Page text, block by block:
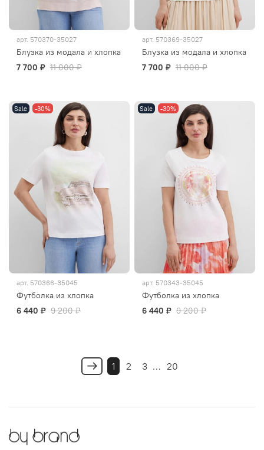
арт. 570370-35027
Блузка из модала и хлопка
7 700 ₽ 11 000 ₽
арт. 570369-35027
Блузка из модала и хлопка
7 700 ₽ 11 000 ₽
Sale -30%
арт. 570366-35045
Футболка из хлопка
6 440 ₽ 9 200 ₽
Sale -30%
арт. 570343-35045
Футболка из хлопка
6 440 ₽ 9 200 ₽
1 2 3 … 20